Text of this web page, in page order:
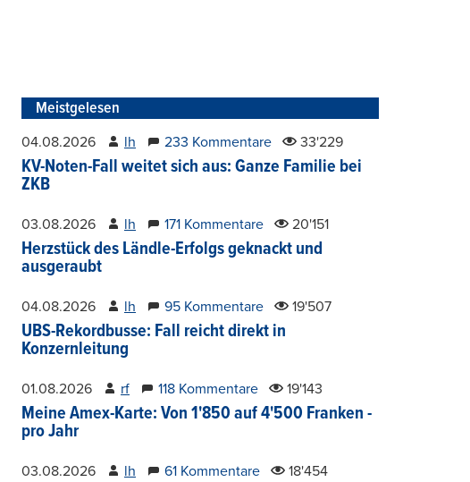
Meistgelesen
04.08.2026 lh 233 Kommentare 33'229
KV-Noten-Fall weitet sich aus: Ganze Familie bei
ZKB
03.08.2026 lh 171 Kommentare 20'151
Herzstück des Ländle-Erfolgs geknackt und
ausgeraubt
04.08.2026 lh 95 Kommentare 19'507
UBS-Rekordbusse: Fall reicht direkt in
Konzernleitung
01.08.2026 rf 118 Kommentare 19'143
Meine Amex-Karte: Von 1'850 auf 4'500 Franken -
pro Jahr
03.08.2026 lh 61 Kommentare 18'454